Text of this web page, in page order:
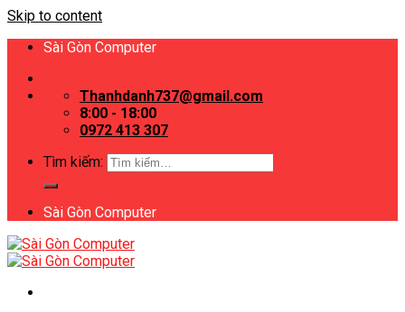
Skip to content
Sài Gòn Computer
Thanhdanh737@gmail.com
8:00 - 18:00
0972 413 307
Tìm kiếm:
Sài Gòn Computer